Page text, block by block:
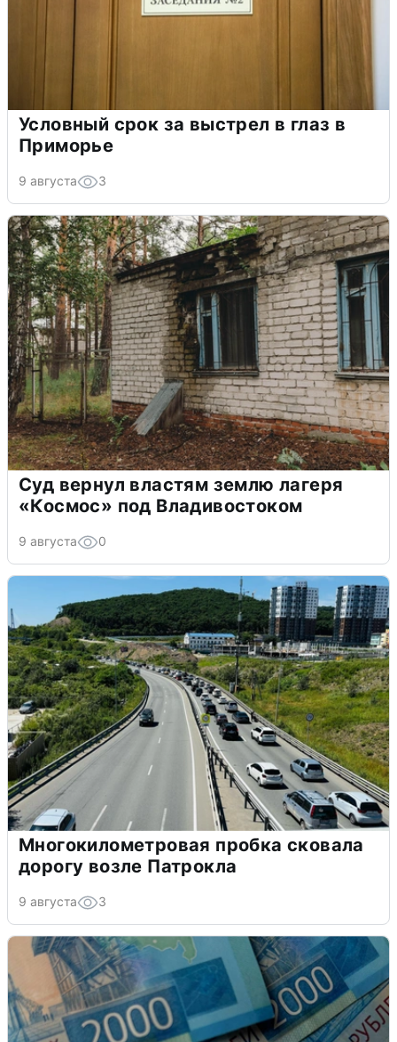
Условный срок за выстрел в глаз в
Приморье
9 августа 3
Суд вернул властям землю лагеря
«Космос» под Владивостоком
9 августа 0
Многокилометровая пробка сковала
дорогу возле Патрокла
9 августа 3